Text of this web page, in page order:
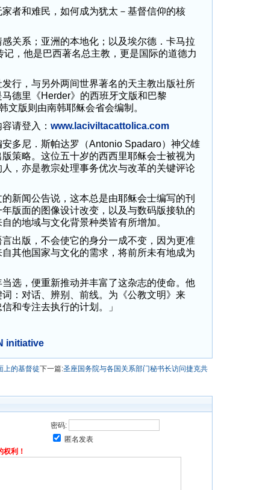
和难民，如何成为犹太－基督信仰的核
系；亚洲的本地化；以及埃尔德．卡马拉
记，他是巴西著名总主教，更是国际的道德力
，与另外两间世界著名的天主教出版社所
德里《Herder》的西班牙文版和巴黎
文版则由南韩耶稣会省会编制。
请登入： www.laciviltacattolica.com
尼．斯帕达罗（Antonio Spadaro）神父雄
策略。这位五十岁的西西里耶稣会士被视为
，亦是教宗处理事务优次与改革的关键评论
闻公告说，这本总是由耶稣会士编写的刊
版面的图像设计改变，以及与数码版接轨的
的地域与文化背景种类皆有所增加。
版，不会使它的身分一成不变，因为更准
其他国家与文化的需求，将前所未有地成为
，便重新推动并丰富了这杂志的使命。他
：对话、辨别、前线。为《公教文明》来
和专注去执行的计划。」
initiative
上的基督徒下一篇:圣座国务院与各国关系部门秘书长访问捷克共
密码:
匿名发表
利！